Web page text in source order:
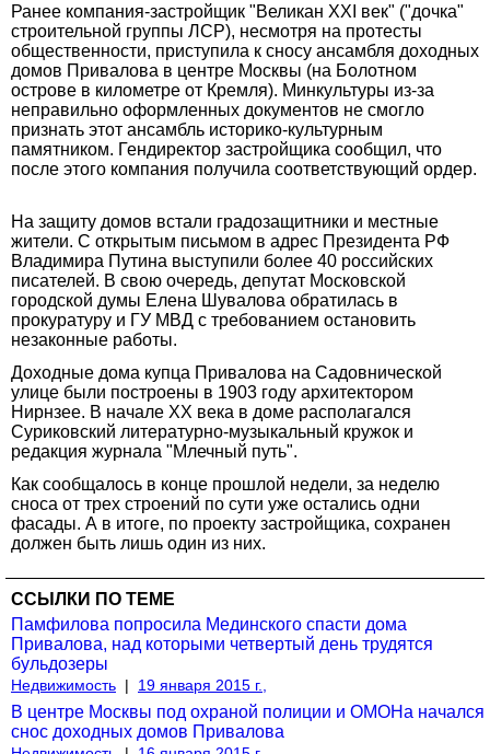
Ранее компания-застройщик "Великан XXI век" ("дочка"
строительной группы ЛСР), несмотря на протесты
общественности, приступила к сносу ансамбля доходных
домов Привалова в центре Москвы (на Болотном
острове в километре от Кремля). Минкультуры из-за
неправильно оформленных документов не смогло
признать этот ансамбль историко-культурным
памятником. Гендиректор застройщика сообщил, что
после этого компания получила соответствующий ордер.
На защиту домов встали градозащитники и местные
жители. С открытым письмом в адрес Президента РФ
Владимира Путина выступили более 40 российских
писателей. В свою очередь, депутат Московской
городской думы Елена Шувалова обратилась в
прокуратуру и ГУ МВД с требованием остановить
незаконные работы.
Доходные дома купца Привалова на Садовнической
улице были построены в 1903 году архитектором
Нирнзее. В начале XX века в доме располагался
Суриковский литературно-музыкальный кружок и
редакция журнала "Млечный путь".
Как сообщалось в конце прошлой недели, за неделю
сноса от трех строений по сути уже остались одни
фасады. А в итоге, по проекту застройщика, сохранен
должен быть лишь один из них.
ССЫЛКИ ПО ТЕМЕ
Памфилова попросила Мединского спасти дома
Привалова, над которыми четвертый день трудятся
бульдозеры
Недвижимость | 19 января 2015 г.,
В центре Москвы под охраной полиции и ОМОНа начался
снос доходных домов Привалова